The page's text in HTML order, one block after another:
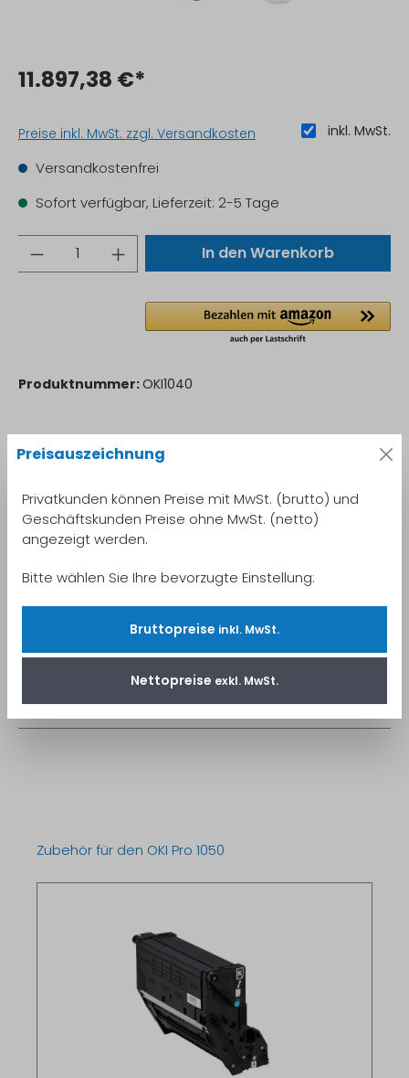
11.897,38 €*
inkl. MwSt.
Preise inkl. MwSt. zzgl. Versandkosten
Versandkostenfrei
Sofort verfügbar, Lieferzeit: 2-5 Tage
In den Warenkorb
Produktnummer:OKI1040
Beschreibung
OKI Pro1040 Etikettendrucker – Flexibler und
professioneller Etikettendruck für verschiedene
Anwendungen ✔ OKI Pro1040 Etik…Mehr
Eigenschaften von "OKI Pro1040 Etikettendrucker
(CMYK) "Mehr lesen
BroschüreAnleitung Weissdruck...Mehr lesen
Zubehör für den OKI Pro 1050
Preisauszeichnung
Privatkunden können Preise mit MwSt. (brutto) und
Geschäftskunden Preise ohne MwSt. (netto)
angezeigt werden.
Bitte wählen Sie Ihre bevorzugte Einstellung:
Bruttopreise inkl. MwSt.
Nettopreise exkl. MwSt.